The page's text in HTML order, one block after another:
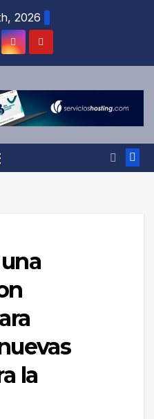
2026
la